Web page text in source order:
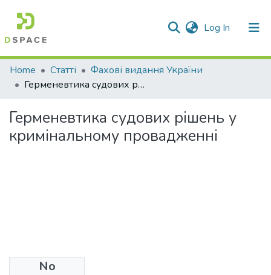
Log In (current)
Communities & Collections
All of DSpace
Statistics
Home Статті
Фахові видання України
Герменевтика судових рішень у кримінальному провадженні
Герменевтика судових рішень у
кримінальному провадженні
No